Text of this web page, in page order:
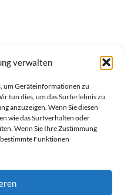
verwalten
um Geräteinformationen zu
tun dies, um das Surferlebnis zu
anzuzeigen. Wenn Sie diesen
wie das Surfverhalten oder
Wenn Sie Ihre Zustimmung
Funktionen